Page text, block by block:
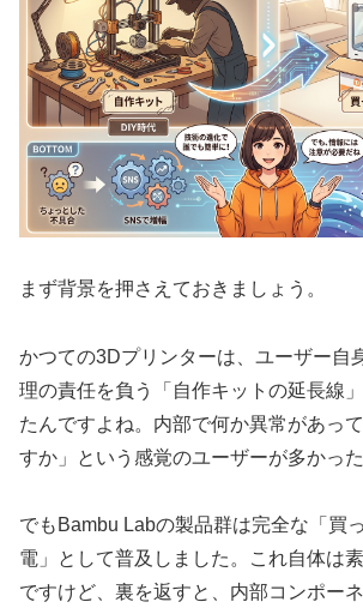
まず背景を押さえておきましょう。
かつての3Dプリンターは、ユーザー自
理の責任を負う「自作キットの延長線
たんですよね。内部で何か異常があっ
すか」という感覚のユーザーが多かった
でもBambu Labの製品群は完全な「買
電」として普及しました。これ自体は
ですけど、裏を返すと、内部コンポー